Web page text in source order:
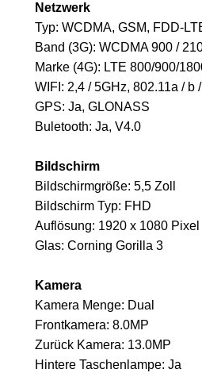
Netzwerk
Typ: WCDMA, GSM, FDD-
Band (3G): WCDMA 900 /
Marke (4G): LTE 800/900/
WIFI: 2,4 / 5GHz, 802.11a / b
GPS: Ja, GLONASS
Buletooth: Ja, V4.0
Bildschirm
Bildschirmgröße: 5,5 Zoll
Bildschirm Typ: FHD
Auflösung: 1920 x 1080 Pixel
Glas: Corning Gorilla 3
Kamera
Kamera Menge: Dual
Frontkamera: 8.0MP
Zurück Kamera: 13.0MP
Hintere Taschenlampe: Ja